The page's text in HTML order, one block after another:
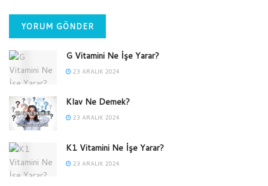
G Vitamini Ne İşe Yarar?
23 ARALIK 2024
Klav Ne Demek?
23 ARALIK 2024
K1 Vitamini Ne İşe Yarar?
23 ARALIK 2024